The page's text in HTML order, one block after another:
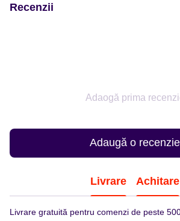
Recenzii
Adaogă prima
Adaugă o recenzie
Livrare Achitare
Livrare gratuită pentru comenzi de peste